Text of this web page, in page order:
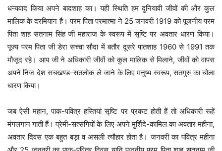
धन्यवाद किया अपने बादशाह का। यही स्थिति हम दुनियावी जीवों की और कुल
मालिक के दरमियान है। परम पिता परमात्मा ने 25 जनवरी 1919 को पूजनीय परम
पिता शाह सतनाम सिंह जी महाराज के स्वरूप में सृष्टि पर अवतार धारण किया।
पूज्य परम पिता जी डेरा सच्चा सौदा में बतौर दूसरे पातशाह 1960 से 1991 तक
मौजूद रहे। आप जी ने अधिकारी जीवों को कुल मालिक से मिलाने, जीवों को वापस
अपने निज देश सचखण्ड-सतलोक ले जाने के लिए मनुष्य स्वरूप, सतगुरु का चोला
धारण किया।
जब ऐसी महान, पाक-पवित्र हस्तियां सृष्टि पर प्रकट होती हैं तो अधिकारी रूहें
मंगलगान गाती हैं। प्रेमी-सत्संगियों के लिए अपने मुर्शिदे-कामिल का अवतार महीना,
अवतार दिवस एक बहुत बड़ा व असली त्यौहार होता है। जनवरी का पवित्र महीना